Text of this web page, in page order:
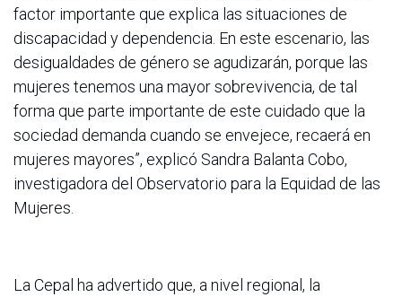
factor importante que explica las situaciones de
discapacidad y dependencia. En este escenario, las
desigualdades de género se agudizarán, porque las
mujeres tenemos una mayor sobrevivencia, de tal
forma que parte importante de este cuidado que la
sociedad demanda cuando se envejece, recaerá en
mujeres mayores”, explicó Sandra Balanta Cobo,
investigadora del Observatorio para la Equidad de las
Mujeres.
La Cepal ha advertido que, a nivel regional, la